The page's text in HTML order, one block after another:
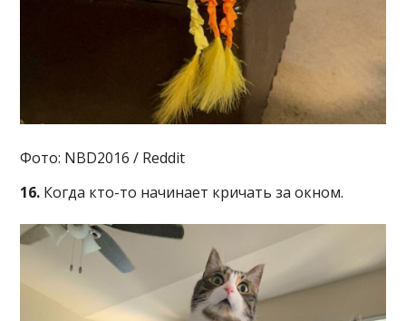
Фото: NBD2016 / Reddit
16. Когда кто-то начинает кричать за окном.